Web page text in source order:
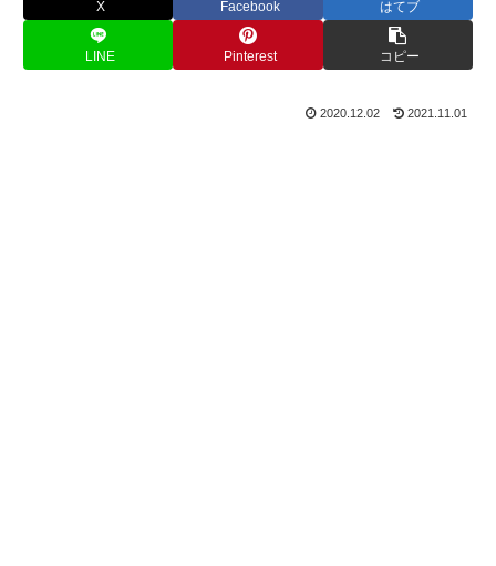
X Facebook はてブ
LINE Pinterest コピー
2020.12.02 2021.11.01